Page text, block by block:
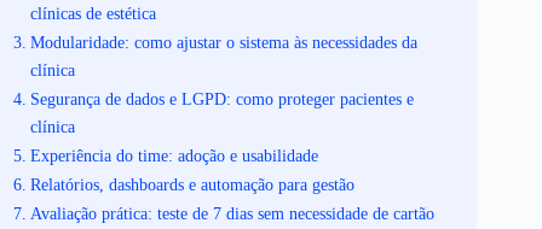
clínicas de estética
Modularidade: como ajustar o sistema às necessidades da
clínica
Segurança de dados e LGPD: como proteger pacientes e
clínica
Experiência do time: adoção e usabilidade
Relatórios, dashboards e automação para gestão
Avaliação prática: teste de 7 dias sem necessidade de cartão